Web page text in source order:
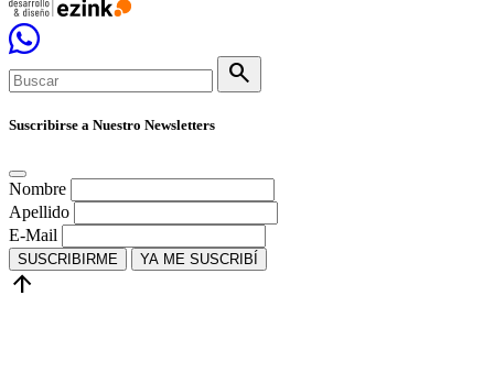
search
Suscribirse a Nuestro Newsletters
Nombre
Apellido
E-Mail
SUSCRIBIRME YA ME SUSCRIBÍ
arrow_upward